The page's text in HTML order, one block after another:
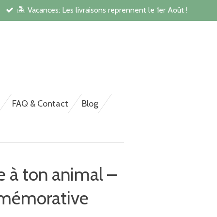
🏝️ Vacances: Les livraisons reprennent le 1er Août !
FAQ & Contact Blog
à ton animal –